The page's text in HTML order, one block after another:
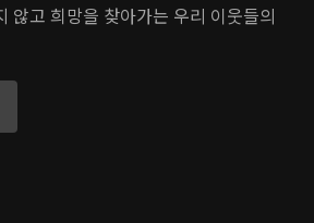
않고 희망을 찾아가는 우리 이웃들의